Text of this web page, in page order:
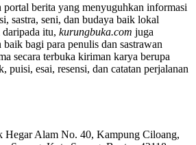
portal berita yang menyuguhkan informasi
sastra, seni, dan budaya baik lokal
itu, kurungbuka.com juga
bagi para penulis dan sastrawan
secara terbuka kiriman karya berupa
puisi, esai, resensi, dan catatan perjalanan
Hegar Alam No. 40, Kampung Ciloang,